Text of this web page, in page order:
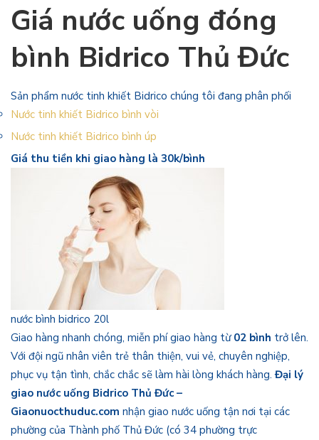
Giá nước uống đóng
bình Bidrico Thủ Đức
Sản phẩm nước tinh khiết Bidrico chúng tôi đang phân phối
Nước tinh khiết Bidrico bình vòi
Nước tinh khiết Bidrico bình úp
Giá thu tiền khi giao hàng là 30k/bình
nước bình bidrico 20l
Giao hàng nhanh chóng, miễn phí giao hàng từ 02 bình trở lên.
Với đội ngũ nhân viên trẻ thân thiện, vui vẻ, chuyên nghiệp,
phục vụ tận tình, chắc chắc sẽ làm hài lòng khách hàng.Đại lý
giao nước uống Bidrico Thủ Đức –
Giaonuocthuduc.com nhận giao nước uống tận nơi tại các
phường của Thành phố Thủ Đức (có 34 phường trực